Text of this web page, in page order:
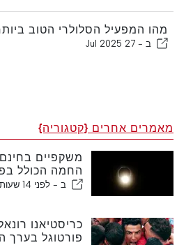
מהו המפעיל הסלולרי הטוב
ב - 27 Jul 2025
מאמרים אחרים {קטגוריה}
משקפיים בחינם
החמה הכולל
ב - לפני 14 שעות
כריסטיאנו
פורטוגל בערך